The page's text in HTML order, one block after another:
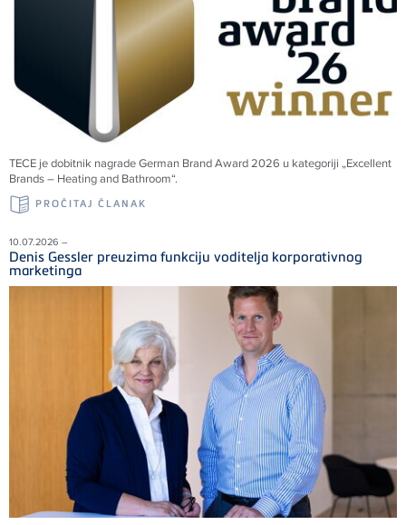
TECE je dobitnik nagrade German Brand Award 2026 u kategoriji „Excellent
Brands – Heating and Bathroom“.
PROČITAJ ČLANAK
10.07.2026 –
Denis Gessler preuzima funkciju voditelja korporativnog
marketinga